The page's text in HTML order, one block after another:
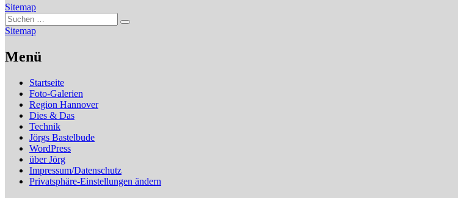
Sitemap
Suchen
nach:
Suchen
Sitemap
Menü
Startseite
Foto-Galerien
Region Hannover
Dies & Das
Technik
Jörgs Bastelbude
WordPress
über Jörg
Impressum/Datenschutz
Privatsphäre-Einstellungen ändern